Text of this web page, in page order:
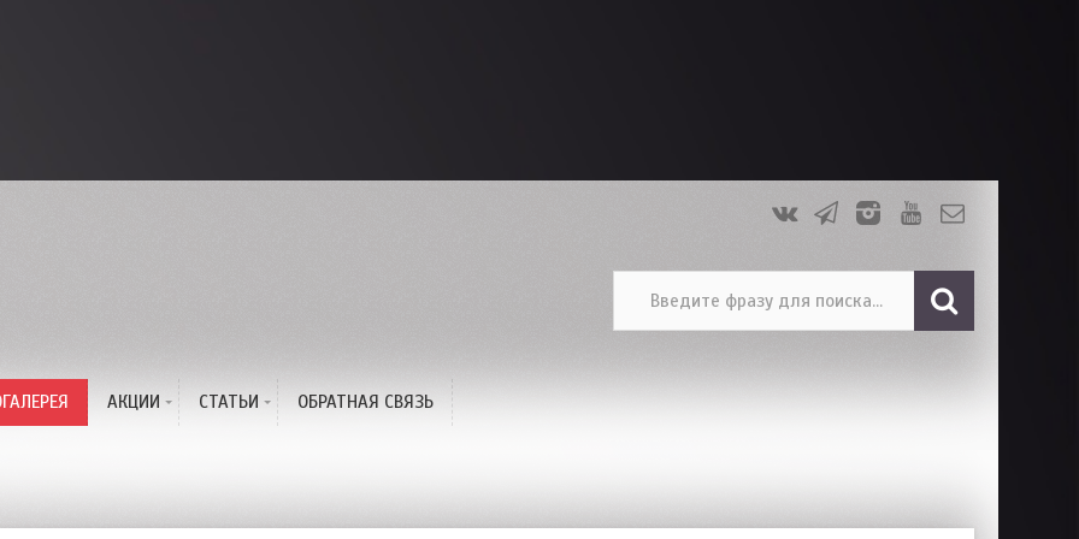
АКЦИИ
Жаркая Акция Лета!
СТАТЬИ
Окрашивание волос
ОБРАТНАЯ СВЯЗЬ